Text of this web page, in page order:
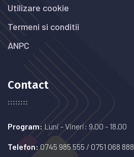
Utilizare cookie
Termeni si conditii
ANPC
Contact
Program: Luni - Vineri: 9.00 - 18.00
Telefon: 0745 985 555 / 0751 068 888